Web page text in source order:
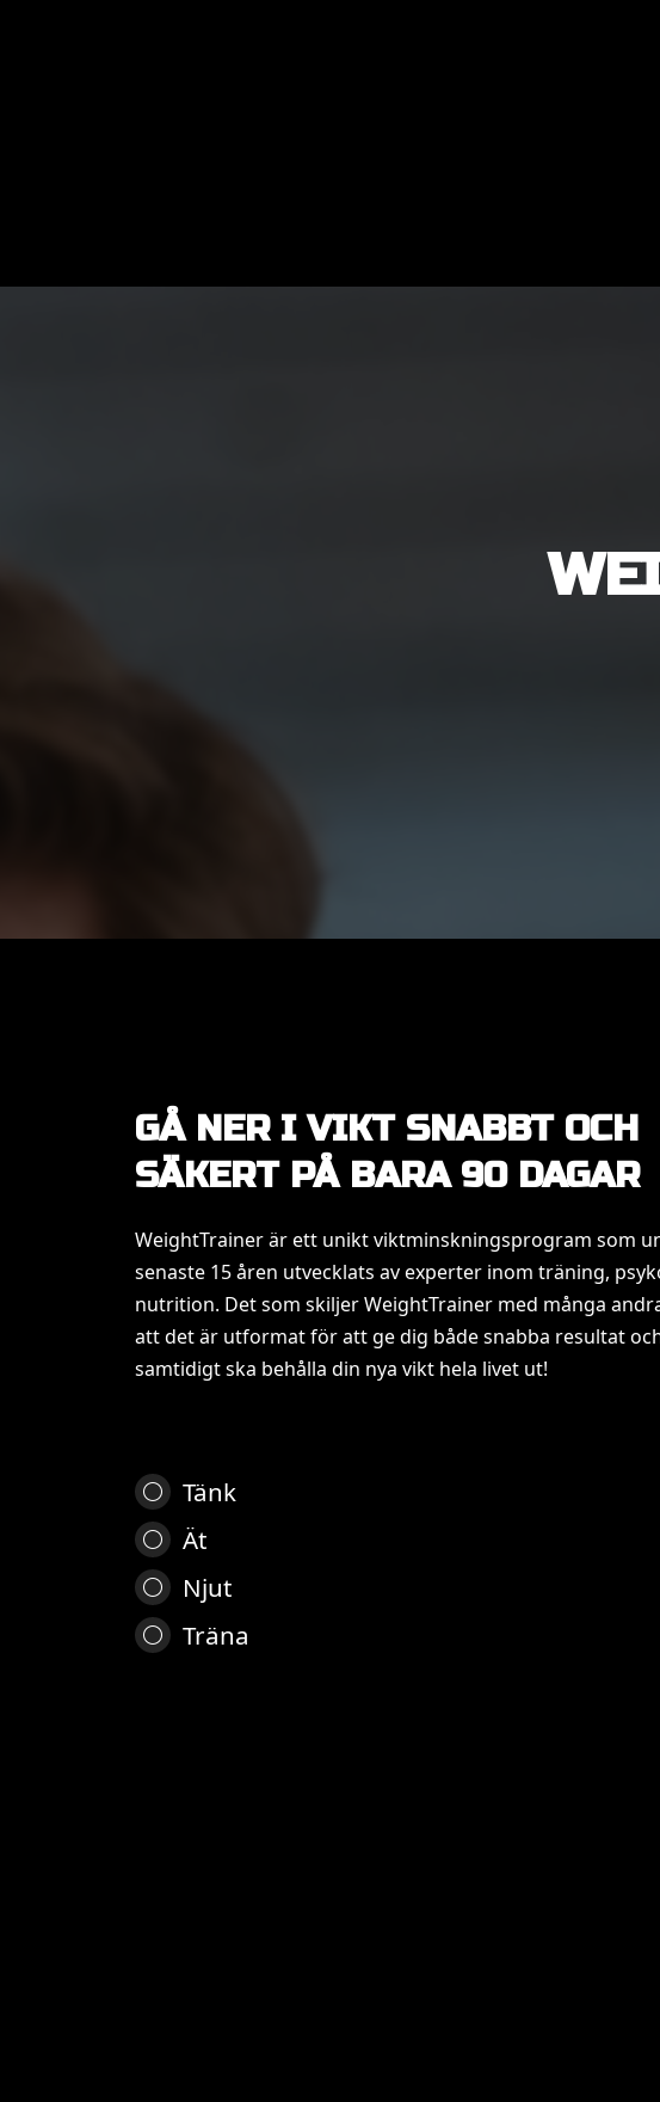
GÅ NER I VIKT SNABBT OCH
SÄKERT PÅ BARA 90 DAGAR
WeightTrainer är ett unikt viktminskningsprogram som
senaste 15 åren utvecklats av experter inom träning,
nutrition. Det som skiljer WeightTrainer med många
att det är utformat för att ge dig både snabba resultat
samtidigt ska behålla din nya vikt hela livet ut!
Tänk
Ät
Njut
Träna